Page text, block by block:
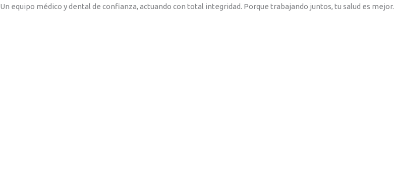
Un equipo médico y dental de confianza, actuando con total integridad. Porque trabajando juntos, tu salud es mejor.